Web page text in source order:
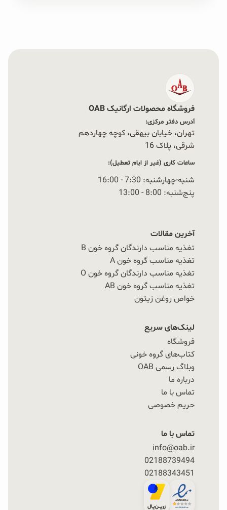
فروشگاه محصولات ارگانیک OAB
آدرس دفتر مرکزی:
تهران، خیابان بیهقی، کوچه چهاردهم
شرقی، پلاک 16‭
ساعات کاری (غیر از ایام تعطیل):
شنبه-چهارشنبه: 7:30 - 16:00
پنج‌شنبه: 8:00 - 13:00
آخرین مقالات
تغذیه مناسب دارندگان گروه خون B
تغذیه مناسب گروه خون A
تغذیه مناسب دارندگان گروه خون O
تغذیه مناسب گروه خون AB
خواص روغن زیتون
لینک‌های سریع
فروشگاه
کتاب‌های گروه خونی
وبلاگ رسمی OAB
درباره ما
تماس با ما
حریم خصوصی
تماس با ما
info@oab.ir
02188739494
02188343451